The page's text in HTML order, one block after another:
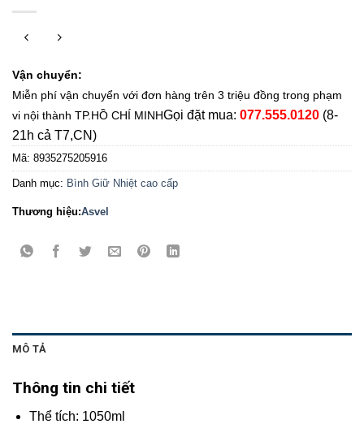
Vận chuyển:
Miễn phí vận chuyển với đơn hàng trên 3 triệu đồng trong phạm
vi nội thành TP.HỒ CHÍ MINHGọi đặt mua: 077.555.0120 (8-
21h cả T7,CN)
Mã: 8935275205916
Danh mục: Bình Giữ Nhiệt cao cấp
Thương hiệu:Asvel
MÔ TẢ
Thông tin chi tiết
Thể tích: 1050ml